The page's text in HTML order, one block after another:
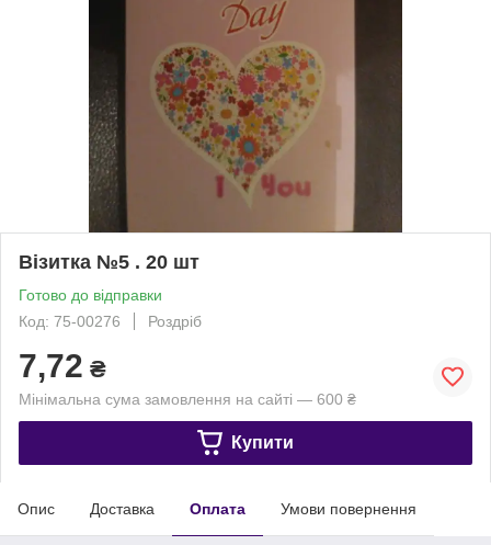
Візитка №5 . 20 шт
Готово до відправки
Код: 75-00276
Роздріб
7,72 ₴
Мінімальна сума замовлення на сайті — 600 ₴
Купити
Опис Доставка Оплата Умови повернення